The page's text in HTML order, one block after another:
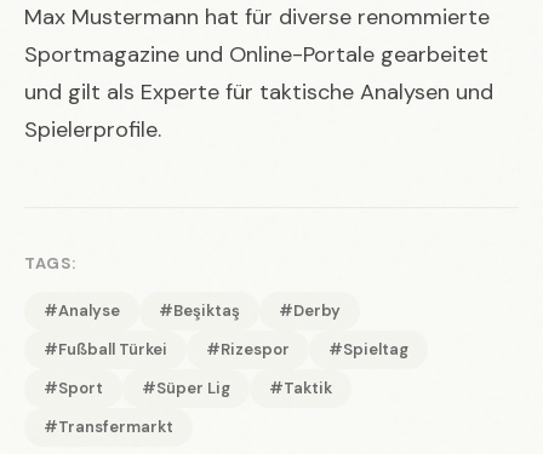
Max Mustermann hat für diverse renommierte
Sportmagazine und Online-Portale gearbeitet
und gilt als Experte für taktische Analysen und
Spielerprofile.
TAGS:
#Analyse #Beşiktaş
#Derby
#Fußball Türkei
#Rizespor
#Spieltag
#Sport
#Süper Lig
#Taktik
#Transfermarkt